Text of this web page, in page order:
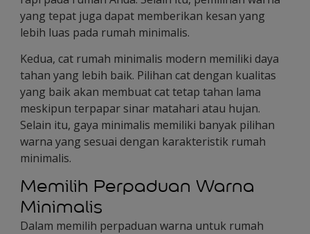
yang tepat juga dapat memberikan kesan yang
lebih luas pada rumah minimalis.
Kedua, cat rumah minimalis modern memiliki daya
tahan yang lebih baik. Pilihan cat dengan kualitas
yang baik akan membuat cat tetap tahan lama
meskipun terpapar sinar matahari atau hujan.
Selain itu, gaya minimalis memiliki banyak pilihan
warna yang sesuai dengan karakteristik rumah
minimalis.
Memilih Perpaduan Warna
Minimalis
Dalam memilih perpaduan warna untuk rumah